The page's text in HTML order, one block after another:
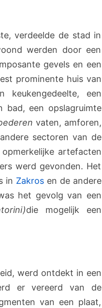
verdeelde de stad in
werden door een
gevels en een
prominente huis van
een
bad, een opslagruimte
vaten, amforen,
sectoren van de
artefacten
werd gevonden. Het
in Zakros en de andere
het gevolg van een
die mogelijk een
werd ontdekt in een
er vereerd van de
van een plaat,